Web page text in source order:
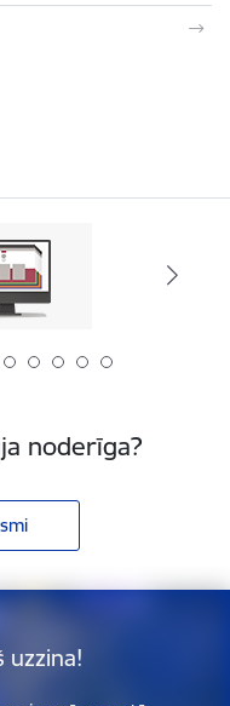
noderīga?
uzzina!